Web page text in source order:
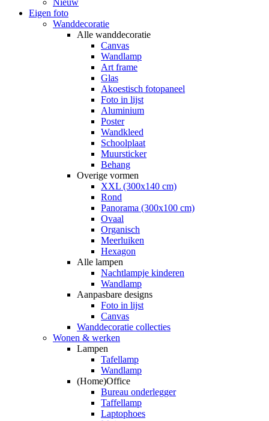
Eigen foto
Wanddecoratie
Alle wanddecoratie
Canvas
Wandlamp
Art frame
Glas
Akoestisch fotopaneel
Foto in lijst
Aluminium
Poster
Wandkleed
Schoolplaat
Muursticker
Behang
Overige vormen
XXL (300x140 cm)
Rond
Panorama (300x100 cm)
Ovaal
Organisch
Meerluiken
Hexagon
Alle lampen
Nachtlampje kinderen
Wandlamp
Aanpasbare designs
Foto in lijst
Canvas
Wanddecoratie collecties
Wonen & werken
Lampen
Tafellamp
Wandlamp
(Home)Office
Bureau onderlegger
Taffellamp
Laptophoes